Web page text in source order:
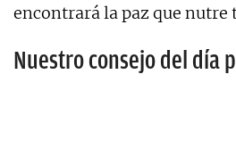
encontrará la paz que nutre
Nuestro consejo del día